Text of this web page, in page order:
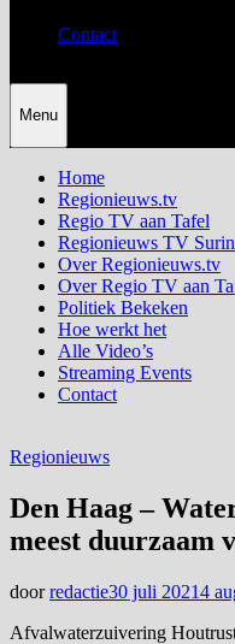
Contact
Menu
Home
Regionieuws.tv
Regio TV aan Tafel
Regionieuws TV
Over Regionieuws.tv
Over Regio TV aan
Politiek Bekeken
Hoe werkt het
Alle Video’s
Streaming Events
Contact
Regionieuws
Den Haag –
meest duurzaam
doorredactie30 juli 20214
Afvalwaterzuivering